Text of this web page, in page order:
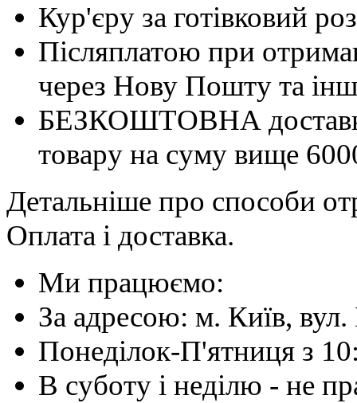
Кур'єру за готівковий
Післяплатою при
через Нову Пошту та
БЕЗКОШТОВНА
товару на суму вище
Детальніше про способи
Оплата і доставка.
Ми працюємо:
За адресою: м. Київ, вул.
Понеділок-П'ятниця з
В суботу і неділю - не